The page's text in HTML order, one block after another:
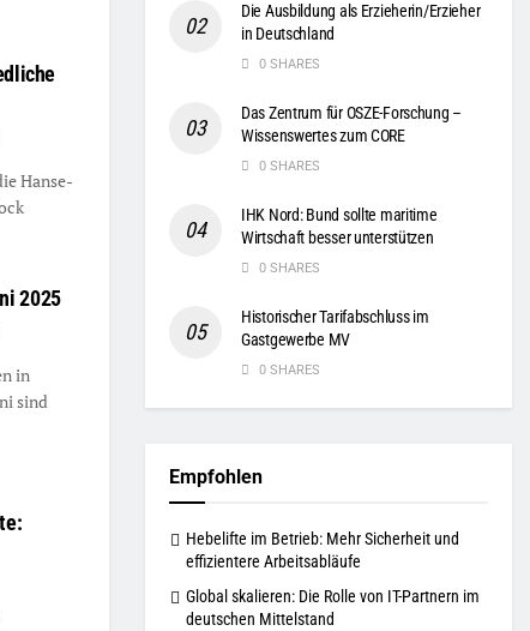
Hanse-
2025
in
sind
Die Ausbildung als Erzieherin/Erzieher
in Deutschland
0 SHARES
Das Zentrum für OSZE-Forschung –
Wissenswertes zum CORE
0 SHARES
IHK Nord: Bund sollte maritime
Wirtschaft besser unterstützen
0 SHARES
Historischer Tarifabschluss im
Gastgewerbe MV
0 SHARES
Empfohlen
Hebelifte im Betrieb: Mehr Sicherheit und
effizientere Arbeitsabläufe
Global skalieren: Die Rolle von IT-Partnern im
deutschen Mittelstand